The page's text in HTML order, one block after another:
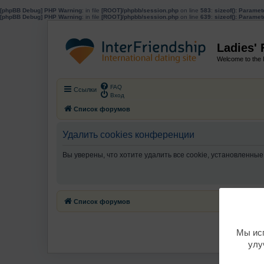
[phpBB Debug] PHP Warning: in file [ROOT]/phpbb/session.php on line 583: sizeof():
[phpBB Debug] PHP Warning: in file [ROOT]/phpbb/session.php on line 639: sizeof():
Ladies'
Welcome to the
Ссылки
FAQ
Вход
Список форумов
Удалить cookies конференции
Вы уверены, что хотите удалить все cookie,
Список форумов
Мы